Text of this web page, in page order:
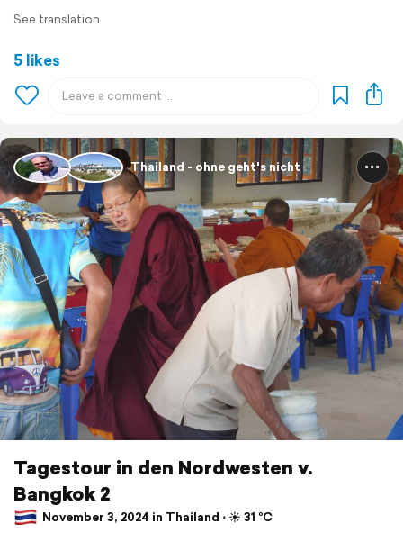
See translation
5 likes
Thailand - ohne geht's nicht
Tagestour in den Nordwesten v.
Bangkok 2
November 3, 2024 in Thailand ⋅ ☀️ 31 °C